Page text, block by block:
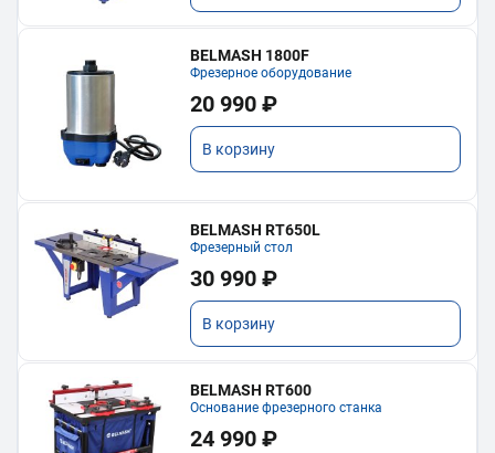
BELMASH 1800F
Фрезерное оборудование
20 990 ₽
В корзину
BELMASH RT650L
Фрезерный стол
30 990 ₽
В корзину
BELMASH RT600
Основание фрезерного станка
24 990 ₽